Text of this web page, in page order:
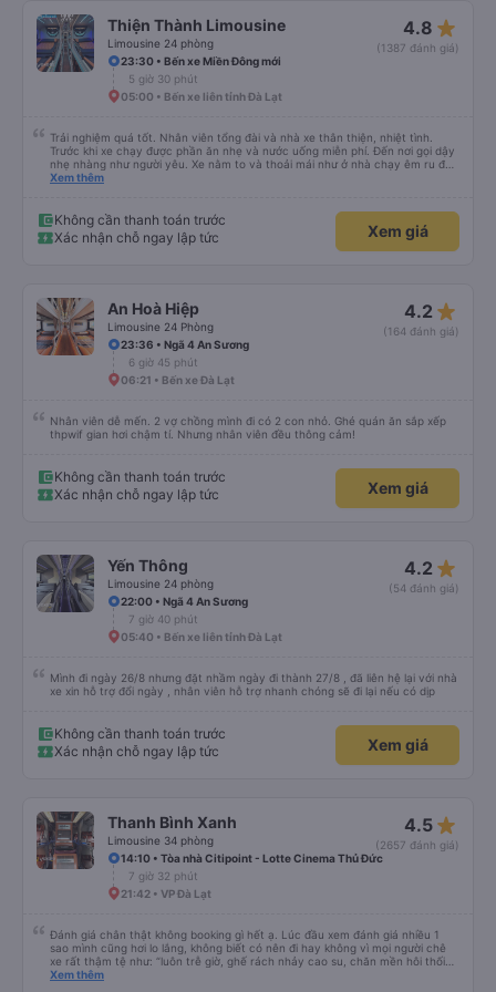
Thiện Thành Limousine
Limousine 24 phòng
4.8 star_rate
(1387 đánh giá)
23:30 • Bến xe Miền Đông mới
5 giờ 30 phút
05:00 • Bến xe liên tỉnh Đà Lạt
Trải nghiệm quá tốt. Nhân viên tổng đài và nhà xe thân thiện, nhiệt tình.
Trước khi xe chạy được phần ăn nhẹ và nước uống miễn phí. Đến nơi gọi dậy
nhẹ nhàng như người yêu. Xe nằm to và thoải mái như ở nhà chạy êm ru đến
nơi lúc nào không hay luôn. I had very good experience with this bus
woke us up as they were waking up up their lovers. If you are foreigners and
planning to take this bus, please don’t hesitate as the seats are big and
comfortable enough for you to sleep on.
Xem thêm
Không cần thanh toán trước
Xác nhận chỗ ngay lập tức
Xem giá
An Hoà Hiệp
Limousine 24 Phòng
4.2 star_rate
(164 đánh giá)
23:36 • Ngã 4 An Sương
6 giờ 45 phút
06:21 • Bến xe Đà Lạt
Nhân viên dễ mến. 2 vợ chồng mình đi có 2 con nhỏ. Ghé quán ăn sắp xếp
thpwif gian hơi chậm tí. Nhưng nhân viên đều thông cảm!
Không cần thanh toán trước
Xác nhận chỗ ngay lập tức
Xem giá
Yến Thông
Limousine 24 phòng
4.2 star_rate
(54 đánh giá)
22:00 • Ngã 4 An Sương
7 giờ 40 phút
05:40 • Bến xe liên tỉnh Đà Lạt
Mình đi ngày 26/8 nhưng đặt nhầm ngày đi thành 27/8 , đã liên hệ lại với nhà
xe xin hỗ trợ đổi ngày , nhân viên hỗ trợ nhanh chóng sẽ đi lại nếu có dịp
Không cần thanh toán trước
Xác nhận chỗ ngay lập tức
Xem giá
Thanh Bình Xanh
Limousine 34 phòng
4.5 star_rate
(2657 đánh giá)
14:10 • Tòa nhà Citipoint - Lotte Cinema Thủ Đức
7 giờ 32 phút
21:42 • VP Đà Lạt
Đánh giá chân thật không booking gì hết ạ. Lúc đầu xem đánh giá nhiều 1
sao mình cũng hơi lo lắng, không biết có nên đi hay không vì mọi người chê
xe rất thậm tệ như: “luôn trễ giờ, ghế rách nhảy cao su, chăn mền hôi thối
dính bẩn, tài xế thô lỗ,… “, nhưng mình vẫn quyết định thử đặt vé trải nghiệm
Xem thêm